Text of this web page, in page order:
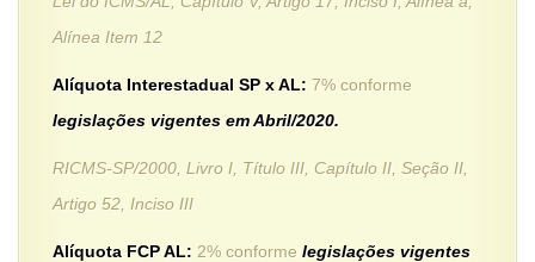
Alínea Item 12
Alíquota Interestadual SP x AL: 7% conforme
legislações vigentes em Abril/2020.
RICMS-SP/2000, Livro I, Título III, Capítulo II, Seção II,
Artigo 52, Inciso III
Alíquota FCP AL: 2% conforme legislações vigentes